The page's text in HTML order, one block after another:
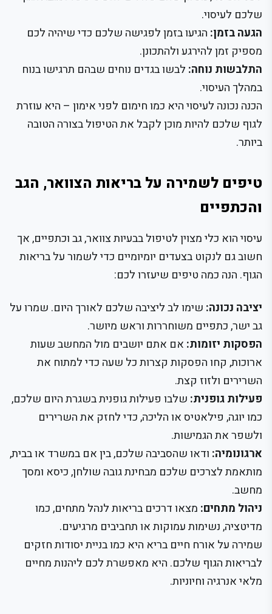
שלכם לעיסוי.
הגעה בזמן: הגיעו בזמן לפגישה שלכם כדי שיהיה לכם
מספיק זמן להירגע ולהתכונן.
התלבשות נוחה: לבשו בגדים נוחים שבהם תרגישו בנוח
במהלך העיסוי.
הכנה נכונה לעיסוי היא כמו חימום לפני אימון – היא עוזרת
לגוף שלכם להיות מוכן לקבל את הטיפול בצורה הטובה
ביותר.
טיפים לשמירה על בריאות הצוואר, הגב
והכתפיים
עיסוי הוא כלי מצוין לטיפול בבעיות צוואר, גב וכתפיים, אך
חשוב גם לנקוט בצעדים יומיומיים כדי לשמור על בריאות
הגוף. הנה כמה טיפים שיעזרו לכם:
יציבה נכונה: שימו לב ליציבה שלכם לאורך היום. שמרו על
גב ישר, כתפיים משוחררות וראש מיושר.
הפסקות יזומות: אם אתם יושבים מול המחשב שעות
ארוכות, קחו הפסקות קצרות כל שעה כדי למתוח את
השרירים ולזוז קצת.
פעילות גופנית: שלבו פעילות גופנית בשגרת היום שלכם,
כמו יוגה, פילאטיס או הליכה, כדי לחזק את השרירים
ולשפר את הגמישות.
ארגונומיה: ודאו שהסביבה שלכם, בין אם במשרד או בבית,
מותאמת לצרכים שלכם מבחינת גובה שולחן, כיסא ומסך
מחשב.
ניהול מתחים: מצאו דרכים בריאות לנהל מתחים, כמו
מדיטציה, נשימות עמוקות או תחביבים מרגיעים.
שמירה על אורח חיים בריא היא כמו בניית יסודות חזקים
לבריאות הגוף שלכם. היא מאפשרת לכם ליהנות מחיים
מלאי אנרגיה וחיוניות.